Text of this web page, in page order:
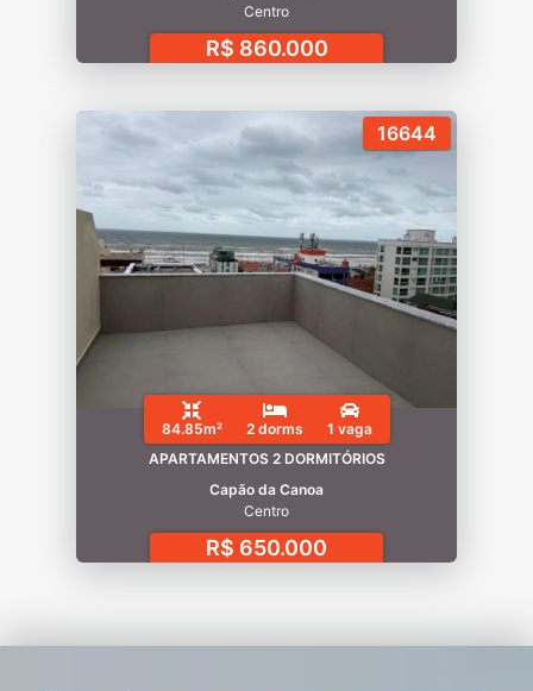
Centro
R$ 860.000
16644
84.85m² 2 dorms
1 vaga
APARTAMENTOS 2 DORMITÓRIOS
Capão da Canoa
Centro
R$ 650.000